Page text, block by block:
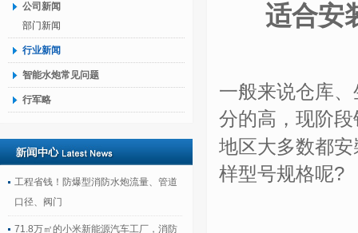
公司新闻
部门新闻
行业新闻
智能水炮常见问题
行军略
工程省钱！防爆型消防水炮流量、管道
口径、阀门
71.8万㎡的小米新能源汽车工厂，消防
适合安
一般来说仓库
分的高，现阶
地区大多数都
样型号规格呢?